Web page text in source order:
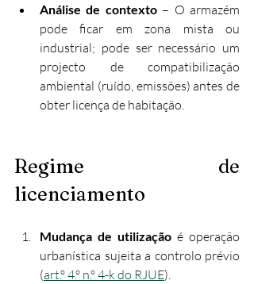
Análise de contexto – O armazém
pode ficar em zona mista ou
industrial; pode ser necessário um
projecto de compatibilização
ambiental (ruído, emissões) antes de
obter licença de habitação.
Regime de
licenciamento
Mudança de utilização é operação
urbanística sujeita a controlo prévio
(art.º 4.º n.º 4-k do RJUE).